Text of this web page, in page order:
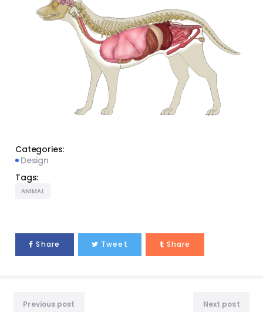
Categories:
Design
Tags:
ANIMAL
Share Tweet Share
Previous post Next post